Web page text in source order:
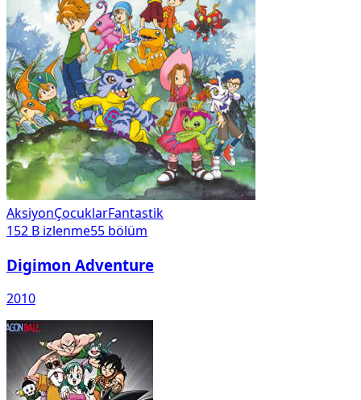
AksiyonÇocuklarFantastik
152 B izlenme55 bölüm
Digimon Adventure
2010